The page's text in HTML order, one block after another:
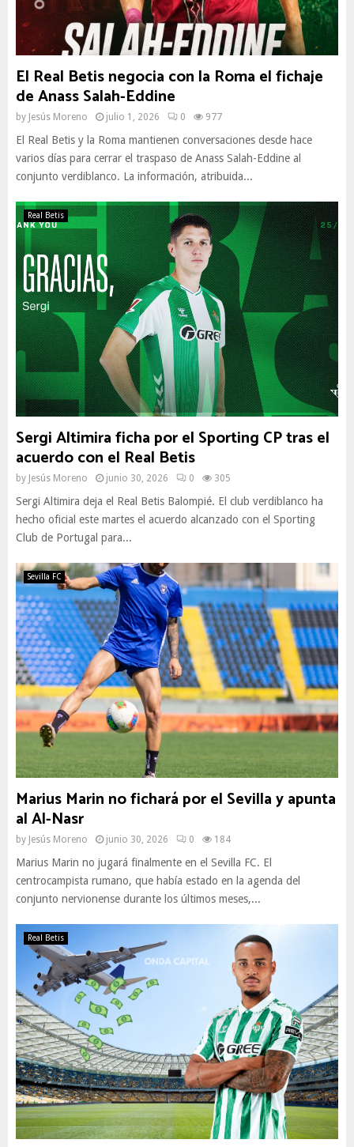
El Real Betis negocia con la Roma el fichaje
de Anass Salah-Eddine
by Jesús Moreno julio 1, 2026 0 977
El Real Betis y la Roma mantienen conversaciones desde hace
varios días para cerrar el traspaso de Anass Salah-Eddine al
conjunto verdiblanco. La información, atribuida...
Real Betis
Sergi Altimira ficha por el Sporting CP tras el
acuerdo con el Real Betis
by Jesús Moreno junio 30, 2026 0 305
Sergi Altimira deja el Real Betis Balompié. El club verdiblanco ha
hecho oficial este martes el acuerdo alcanzado con el Sporting
Club de Portugal para...
Sevilla FC
Marius Marin no fichará por el Sevilla y apunta
al Al-Nasr
by Jesús Moreno junio 30, 2026 0 184
Marius Marin no jugará finalmente en el Sevilla FC. El
centrocampista rumano, que había estado en la agenda del
conjunto nervionense durante los últimos meses,...
Real Betis